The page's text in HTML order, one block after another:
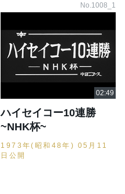
No.1008_1
ハイセイコー10連勝
~NHK杯~
1973年(昭和48年) 05月11
日公開